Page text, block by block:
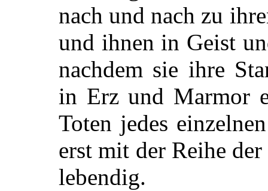
nach und nach zu
und ihnen in Geist
nachdem sie ihre
in Erz und Marmor
Toten jedes
erst mit der Reihe
lebendig.